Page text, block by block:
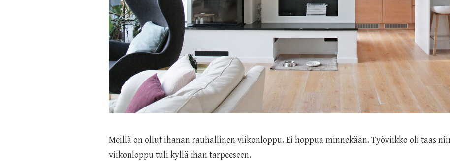
Meillä on ollut ihanan rauhallinen viikonloppu. Ei hoppua minnekään. Työviikko oli taas
viikonloppu tuli kyllä ihan tarpeeseen.